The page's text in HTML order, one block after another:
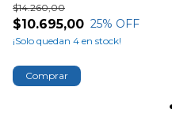
$10.695,00
$14.260,00
25% OFF
¡Solo quedan 4 en stock!
Comprar